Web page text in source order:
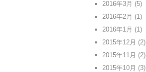
2016年3月 (5)
2016年2月 (1)
2016年1月 (1)
2015年12月 (2)
2015年11月 (2)
2015年10月 (3)